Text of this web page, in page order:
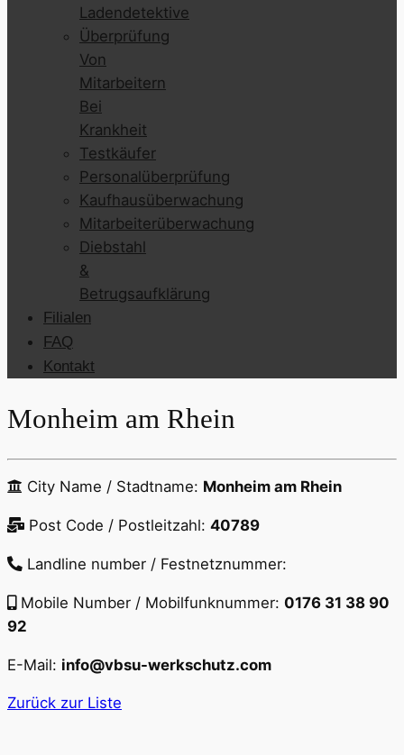
Ladendetektive
Überprüfung
Von
Mitarbeitern
Bei
Krankheit
Testkäufer
Personalüberprüfung
Kaufhausüberwachung
Mitarbeiterüberwachung
Diebstahl
&
Betrugsaufklärung
Filialen
FAQ
Kontakt
Monheim am Rhein
City Name / Stadtname: Monheim am Rhein
Post Code / Postleitzahl: 40789
Landline number / Festnetznummer:
Mobile Number / Mobilfunknummer: 0176 31 38 90
92
E-Mail: info@vbsu-werkschutz.com
Zurück zur Liste